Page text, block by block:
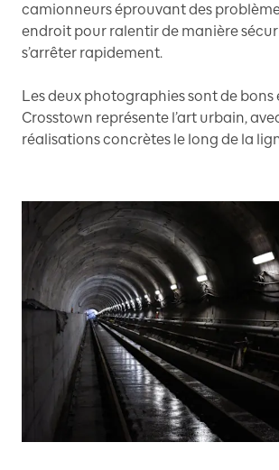
camionneurs éprouvant des
endroit pour ralentir de manière
s’arrêter rapidement.
Les deux photographies sont de bons
Crosstown représente l’art urbain,
réalisations concrètes le long de la